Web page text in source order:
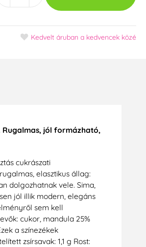
Kedvelt áruban a kedvencek közé
Rugalmas, jól formázható,
cukrászati
elasztikus állag:
dolgozhatnak vele. Sima,
jól illik modern, elegáns
sem kell
cukor, mandula 25%
a színezékek
zsírsavak: 1,1 g Rost: